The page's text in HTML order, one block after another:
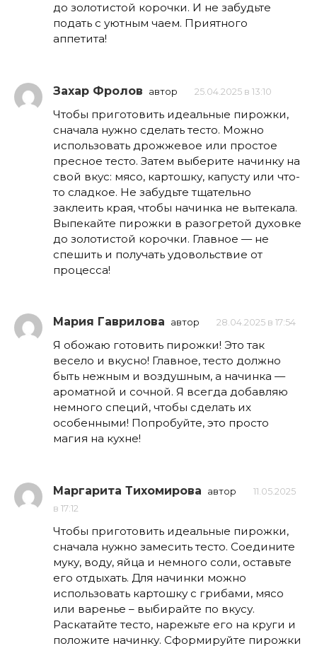
до золотистой корочки. И не забудьте
подать с уютным чаем. Приятного
аппетита!
Захар Фролов автор 25.04.2025 в 13:10
Чтобы приготовить идеальные пирожки,
сначала нужно сделать тесто. Можно
использовать дрожжевое или простое
пресное тесто. Затем выберите начинку на
свой вкус: мясо, картошку, капусту или что-
то сладкое. Не забудьте тщательно
заклеить края, чтобы начинка не вытекала.
Выпекайте пирожки в разогретой духовке
до золотистой корочки. Главное — не
спешить и получать удовольствие от
процесса!
Мария Гаврилова автор 28.04.2025 в 17:54
Я обожаю готовить пирожки! Это так
весело и вкусно! Главное, тесто должно
быть нежным и воздушным, а начинка —
ароматной и сочной. Я всегда добавляю
немного специй, чтобы сделать их
особенными! Попробуйте, это просто
магия на кухне!
Маргарита Тихомирова автор
11.05.2025
в 17:12
Чтобы приготовить идеальные пирожки,
сначала нужно замесить тесто. Соедините
муку, воду, яйца и немного соли, оставьте
его отдыхать. Для начинки можно
использовать картошку с грибами, мясо
или варенье – выбирайте по вкусу.
Раскатайте тесто, нарежьте его на круги и
положите начинку. Сформируйте пирожки